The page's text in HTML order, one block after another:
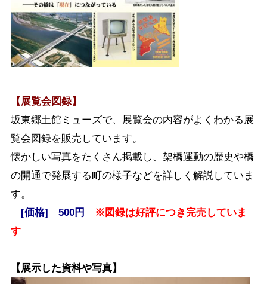
【展覧会図録】
坂東郷土館ミューズで、展覧会の内容がよくわかる展
覧会図録を販売しています。
懐かしい写真をたくさん掲載し、架橋運動の歴史や橋
の開通で発展する町の様子などを詳しく解説していま
す。
[価格] 500円
※図録は好評につき完売していま
す
【展示した資料や写真】